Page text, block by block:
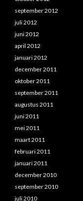
september 2012
juli 2012
juni 2012
april 2012
januari 2012
december 2011
oktober 2011
september 2011
augustus 2011
juni 2011
mei 2011
maart 2011
februari 2011
januari 2011
december 2010
september 2010
juli 2010